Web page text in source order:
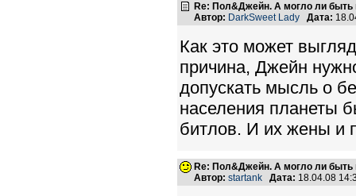
Re: Пол&Джейн. А могло ли быть
Автор: DarkSweet Lady Дата:
Как это может
причина, Джейн
допускать мысль о
населения планеты
битлов. И их жены и
Re: Пол&Джейн. А могло ли быть
Автор: startank Дата: 18.04.08